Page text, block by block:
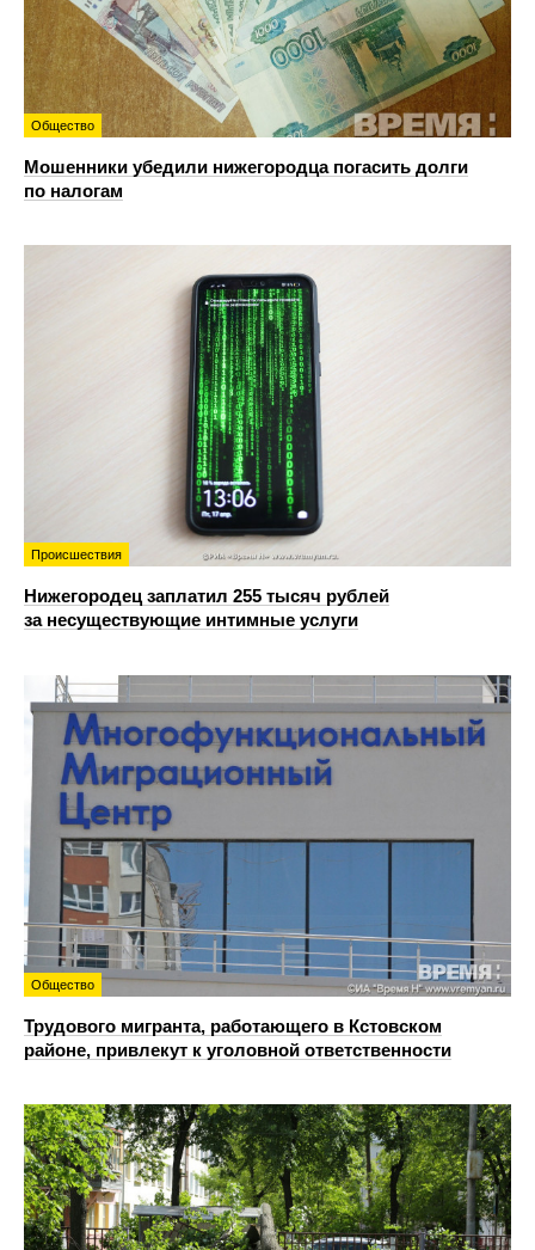
Общество
Мошенники убедили нижегородца погасить долги
по налогам
Происшествия
Нижегородец заплатил 255 тысяч рублей
за несуществующие интимные услуги
Общество
Трудового мигранта, работающего в Кстовском
районе, привлекут к уголовной ответственности